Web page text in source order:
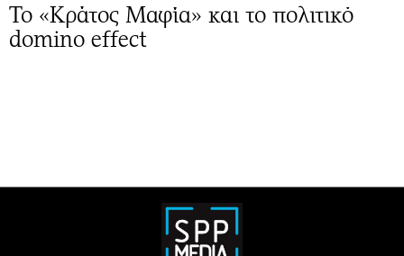
Το «Κράτος Μαφία» και το πολιτικό
domino effect